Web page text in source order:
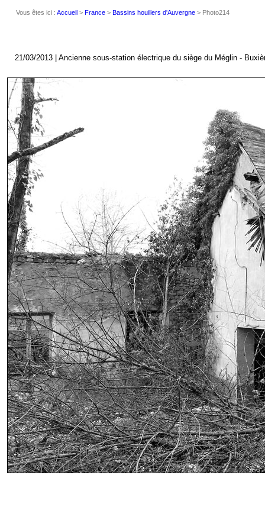
Vous êtes ici : Accueil > France > Bassins houillers d'Auvergne > Photo214
21/03/2013 | Ancienne sous-station électrique du siège du Méglin -